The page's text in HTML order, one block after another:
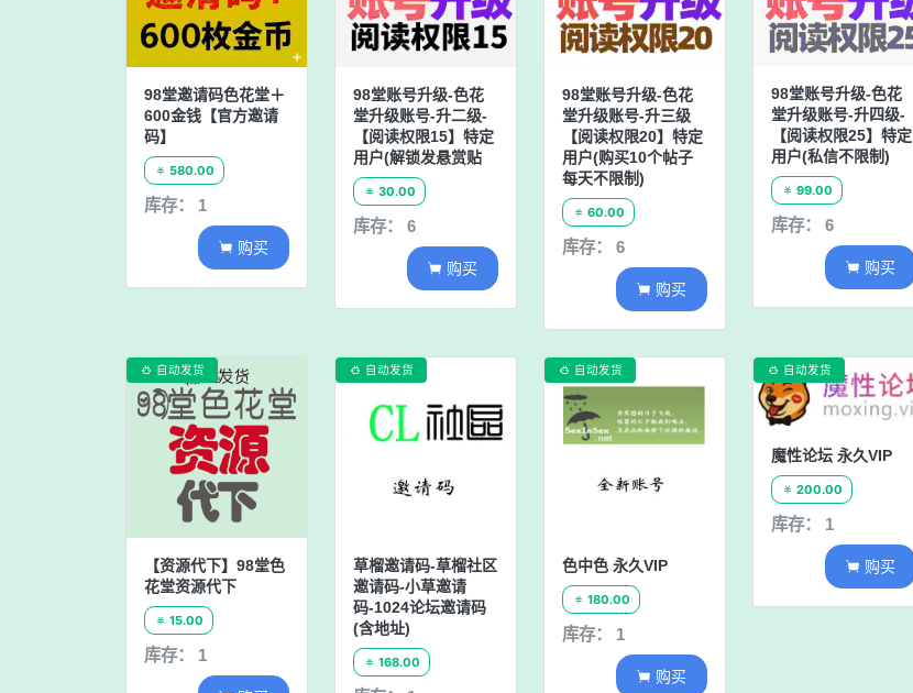
98堂邀请码色花堂＋
600金钱【官方邀请
码】
 580.00
库存： 1
 购买
98堂账号升级-色花
堂升级账号-升二级-
【阅读权限15】特定
用户(解锁发悬赏贴
 30.00
库存： 6
 购买
98堂账号升级-色花
堂升级账号-升三级
【阅读权限20】特定
用户(购买10个帖子
每天不限制)
 60.00
库存： 6
 购买
98堂账号升级-色花
堂升级账号-升四级-
【阅读权限25】特定
用户(私信不限制)
 99.00
库存： 6
 购买
 自动发货
【资源代下】98堂色
花堂资源代下
 15.00
库存： 1
 自动发货
草榴邀请码-草榴社区
邀请码-小草邀请
码-1024论坛邀请码
(含地址)
 168.00
 自动发货
色中色 永久VIP
 180.00
库存： 1
 购买
 自动发货
魔性论坛 永久VIP
 200.00
库存： 1
 购买